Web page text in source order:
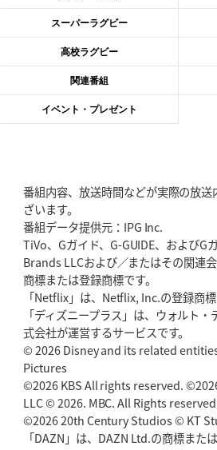
2026年6月11日(木)更新
神戸、リーグワン初優勝の道のりデイブ・
2026年6月4日(木)更新
“泣き虫先生”こと山口良治氏死去「信は力
2026年5月21日(木)更新
狭山RG、ライチェル海遥スタッフ入り
ッション
2026年5月14日(木)更新
神戸、1位通過の立役者レタリック
「悲運の闘将」宮地克実氏死去 熱血指導で
2026年4月30日(木)更新
BR東京、「ユニバーサルデー」の意義「特
ゴール
スーパーラグビー
高校ラグビー
関連番組
イベント・プレゼント
番組内容、放送時間などが実際の放
ざいます。
番組データ提供元：IPG Inc.
TiVo、Gガイド、G-GUIDE、およびG
Brands LLCおよび／またはその関連
商標または登録商標です。
「Netflix」は、Netflix, Inc.の登録商標
「ディズニープラス」は、ウォルト
式会社が運営するサービスです。
© 2026 Disney and its related
Pictures
©2026 KBS All rights reserved.
LLC © 2026. MBC. All Rights
©2026 20th Century Studios © KT
「DAZN」は、DAZN Ltd.の商標また